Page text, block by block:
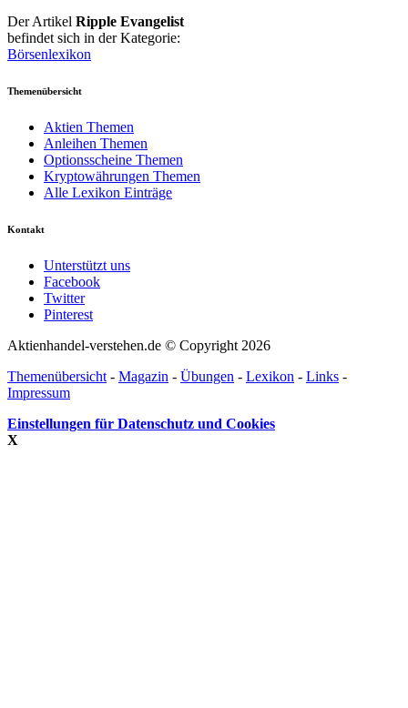
Der Artikel Ripple Evangelist
befindet sich in der Kategorie:
Börsenlexikon
Themenübersicht
Aktien Themen
Anleihen Themen
Optionsscheine Themen
Kryptowährungen Themen
Alle Lexikon Einträge
Kontakt
Unterstützt uns
Facebook
Twitter
Pinterest
Aktienhandel-verstehen.de © Copyright 2026
Themenübersicht - Magazin - Übungen - Lexikon - Links -
Impressum
Einstellungen für Datenschutz und Cookies
X